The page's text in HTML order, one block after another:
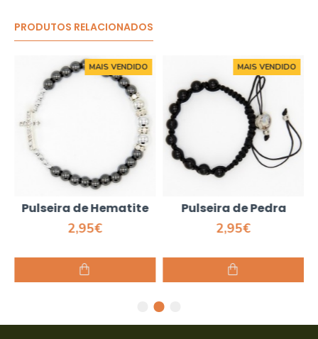
PRODUTOS RELACIONADOS
MAIS VENDIDO
Pulseira de Hematite
2,95€
MAIS VENDIDO
Pulseira de Pedra
2,95€